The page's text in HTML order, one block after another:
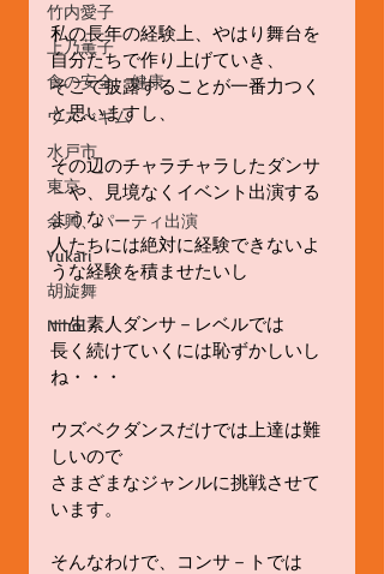
竹内愛子
上乃薫子
食の安全、健康
ウズべギム
水戸市
東京
余興、パーティ出演
Yukari
胡旋舞
Nihol
私の長年の経験上、やはり舞台を
自分たちで作り上げていき、
そこで披露することが一番力つく
と思いますし、
その辺のチャラチャラしたダンサ
－や、見境なくイベント出演する
ような
人たちには絶対に経験できないよ
うな経験を積ませたいし
一生素人ダンサ－レベルでは
長く続けていくには恥ずかしいし
ね・・・
ウズベクダンスだけでは上達は難
しいので
さまざまなジャンルに挑戦させて
います。
そんなわけで、コンサ－トでは